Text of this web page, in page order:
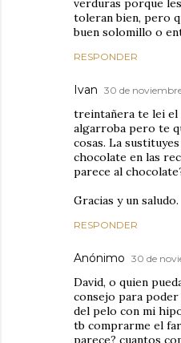
verduras porque
toleran bien, pero
buen solomillo o
RESPONDER
Ivan 30 de
treintañera te lei el
algarroba pero te
cosas. La
chocolate en las
parece al
Gracias y un saludo.
RESPONDER
Anónimo 30 de
David, o quien
consejo para
del pelo con mi
tb comprarme el
parece? cuantos